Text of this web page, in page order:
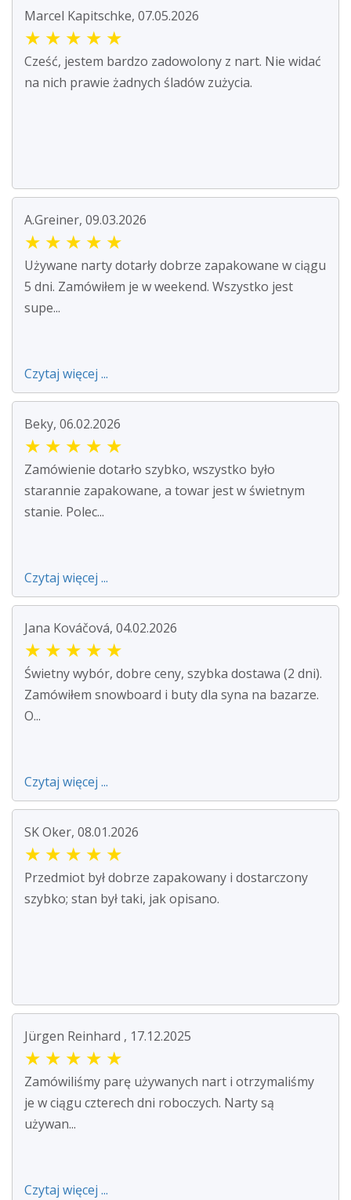
Marcel Kapitschke, 07.05.2026
★ ★ ★ ★ ★
Cześć, jestem bardzo zadowolony z nart. Nie widać
na nich prawie żadnych śladów zużycia.
A.Greiner, 09.03.2026
★ ★ ★ ★ ★
Używane narty dotarły dobrze zapakowane w ciągu
5 dni. Zamówiłem je w weekend. Wszystko jest
supe...
Czytaj więcej ...
Beky, 06.02.2026
★ ★ ★ ★ ★
Zamówienie dotarło szybko, wszystko było
starannie zapakowane, a towar jest w świetnym
stanie. Polec...
Czytaj więcej ...
Jana Kováčová, 04.02.2026
★ ★ ★ ★ ★
Świetny wybór, dobre ceny, szybka dostawa (2 dni).
Zamówiłem snowboard i buty dla syna na bazarze.
O...
Czytaj więcej ...
SK Oker, 08.01.2026
★ ★ ★ ★ ★
Przedmiot był dobrze zapakowany i dostarczony
szybko; stan był taki, jak opisano.
Jürgen Reinhard , 17.12.2025
★ ★ ★ ★ ★
Zamówiliśmy parę używanych nart i otrzymaliśmy
je w ciągu czterech dni roboczych. Narty są
używan...
Czytaj więcej ...